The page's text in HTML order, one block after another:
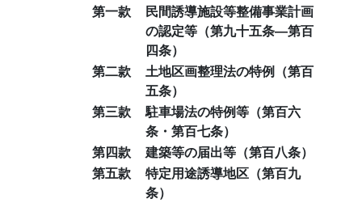
第一款
民間誘導施設等整備事業計画
の認定等（第九十五条―第百
四条）
第二款
土地区画整理法の特例（第百
五条）
第三款
駐車場法の特例等（第百六
条・第百七条）
第四款
建築等の届出等（第百八条）
第五款
特定用途誘導地区（第百九
条）